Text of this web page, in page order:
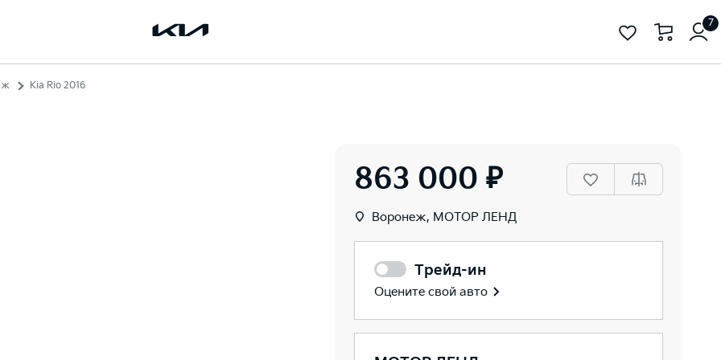
7
Kia Rio 2016
863 000 ₽
Воронеж, МОТОР ЛЕНД
Трейд-ин
Оцените свой авто